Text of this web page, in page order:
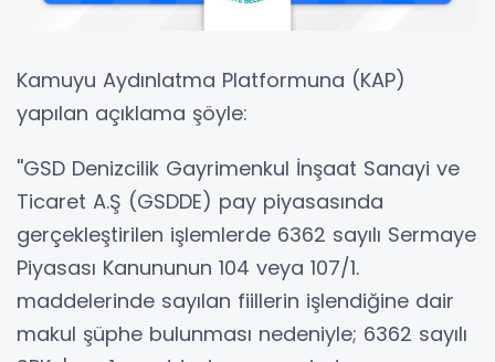
Kamuyu Aydınlatma Platformuna (KAP)
yapılan açıklama şöyle:
''GSD Denizcilik Gayrimenkul İnşaat Sanayi ve
Ticaret A.Ş (GSDDE) pay piyasasında
gerçekleştirilen işlemlerde 6362 sayılı Sermaye
Piyasası Kanununun 104 veya 107/1.
maddelerinde sayılan fiillerin işlendiğine dair
makul şüphe bulunması nedeniyle; 6362 sayılı